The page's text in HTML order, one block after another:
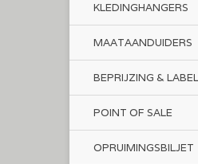
KLEDINGHANGERS
MAATAANDUIDERS
BEPRIJZING &
POINT OF SALE
OPRUIMINGSBILJET